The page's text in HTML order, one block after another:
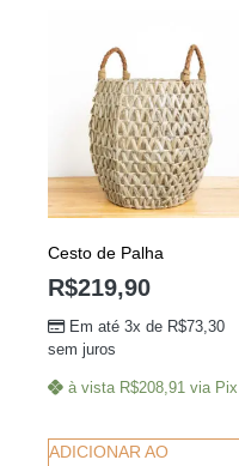
Cesto de Palha
R$219,90
Em até 3x de R$73,30
sem juros
à vista R$208,91 via Pix
ADICIONAR AO